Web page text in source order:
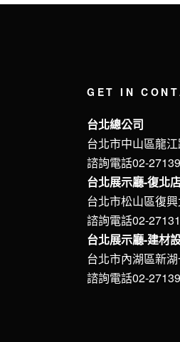
GET IN
台北總公司
台北市中山區龍
諮詢電話02-
台北展示廳-復北
台北市松山區復
諮詢電話02-
台北展示廳-建材
台北市內湖區新
諮詢電話02-